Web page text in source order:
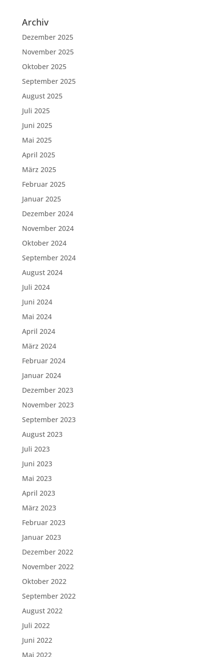
Archiv
Dezember 2025
November 2025
Oktober 2025
September 2025
August 2025
Juli 2025
Juni 2025
Mai 2025
April 2025
März 2025
Februar 2025
Januar 2025
Dezember 2024
November 2024
Oktober 2024
September 2024
August 2024
Juli 2024
Juni 2024
Mai 2024
April 2024
März 2024
Februar 2024
Januar 2024
Dezember 2023
November 2023
September 2023
August 2023
Juli 2023
Juni 2023
Mai 2023
April 2023
März 2023
Februar 2023
Januar 2023
Dezember 2022
November 2022
Oktober 2022
September 2022
August 2022
Juli 2022
Juni 2022
Mai 2022